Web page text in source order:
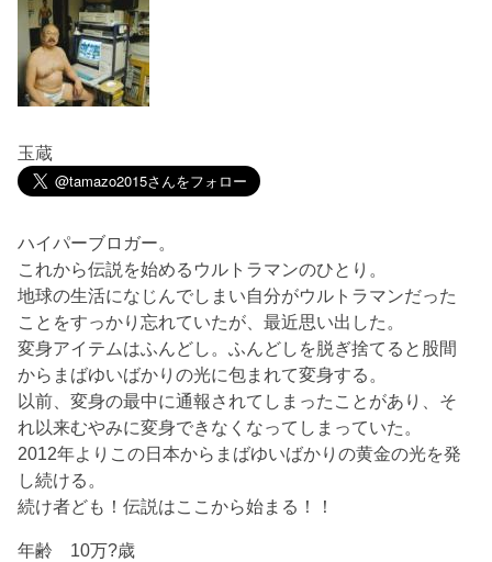
玉蔵
ハイパーブロガー。
これから伝説を始めるウルトラマンのひとり。
地球の生活になじんでしまい自分がウルトラマンだった
ことをすっかり忘れていたが、最近思い出した。
変身アイテムはふんどし。ふんどしを脱ぎ捨てると股間
からまばゆいばかりの光に包まれて変身する。
以前、変身の最中に通報されてしまったことがあり、そ
れ以来むやみに変身できなくなってしまっていた。
2012年よりこの日本からまばゆいばかりの黄金の光を発
し続ける。
続け者ども！伝説はここから始まる！！
年齢 10万?歳